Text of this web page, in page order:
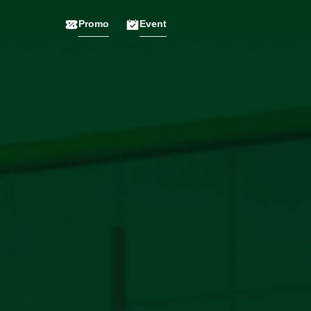
Promo Event